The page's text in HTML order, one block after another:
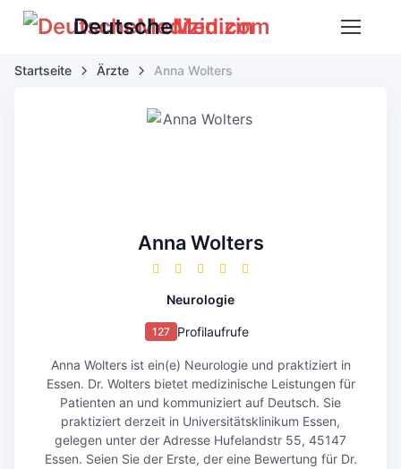
DeutscheMedizin
Startseite Ärzte Anna Wolters
Anna Wolters
Neurologie
127 Profilaufrufe
Anna Wolters ist ein(e) Neurologie und praktiziert in
Essen. Dr. Wolters bietet medizinische Leistungen für
Patienten an und kommuniziert auf Deutsch. Sie
praktiziert derzeit in Universitätsklinikum Essen,
gelegen unter der Adresse Hufelandstr 55, 45147
Essen. Seien Sie der Erste, der eine Bewertung für Dr.